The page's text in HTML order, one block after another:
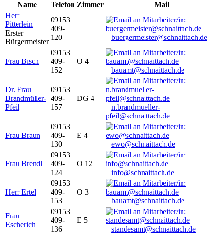
Name
Telefon Zimmer
Mail
Herr
Pitterlein
Erster
Bürgermeister
09153
409-
120
buergermeister@schnaittach.de
Frau Bisch
09153
409-
152
O 4
bauamt@schnaittach.de
Dr. Frau
Brandmüller-
Pfeil
09153
409-
157
DG 4
n.brandmueller-
pfeil@schnaittach.de
Frau Braun
09153
409-
130
E 4
ewo@schnaittach.de
Frau Brendl
09153
409-
124
O 12
info@schnaittach.de
Herr Ertel
09153
409-
153
O 3
bauamt@schnaittach.de
Frau
Escherich
09153
409-
136
E 5
standesamt@schnaittach.de